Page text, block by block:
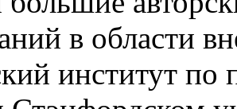
в области
институт